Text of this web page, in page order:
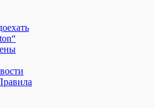
Новые предложения
почте: